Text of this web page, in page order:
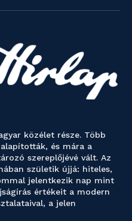
közélet része. Több
és mára a
szereplőjévé vált. Az
születik újjá: hiteles,
jelentkezik nap mint
értékeit a modern
a jelen